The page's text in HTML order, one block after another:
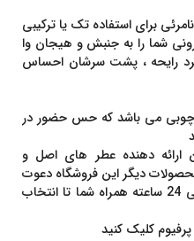
برای استفاده تک یا ترکیبی
شما را به جنبش و هیجان وا
رایحه ، پشت سرشان احساس
ی چوبی می باشد که حس حضور در
ارائه دهنده عطر های اصل و
دیگر این فروشگاه دعوت
می نماید لذا همکاران ما با پشتیبانی 24 ساعته همراه شما تا انتخاب
کلیک کنید